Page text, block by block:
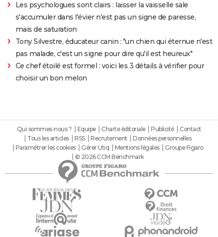
Les psychologues sont clairs : laisser la vaisselle sale
s'accumuler dans l'évier n'est pas un signe de paresse,
mais de saturation
Tony Silvestre, éducateur canin : "un chien qui éternue n'est
pas malade, c'est un signe pour dire qu'il est heureux"
Ce chef étoilé est formel : voici les 3 détails à vérifier pour
choisir un bon melon
Qui sommes-nous ? Equipe Charte éditoriale Publicité
Contact
Tous les articles
RSS Recrutement
Données personnelles
Paramétrer les cookies
Gérer Utiq Mentions légales
Groupe Figaro
© 2026 CCM Benchmark